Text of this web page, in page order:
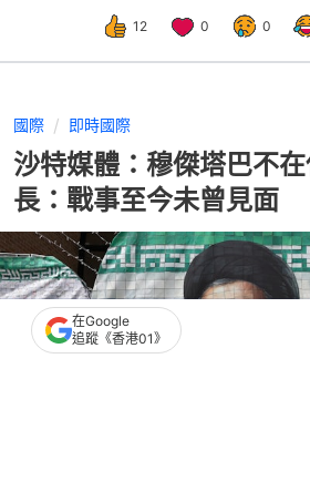
12 0 0
國際 即時國際
沙特媒體：穆傑塔巴不
長：戰事至今未曾見面
在Google
追蹤《香港01》